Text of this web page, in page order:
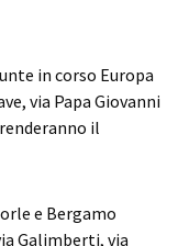
in corso Europa
via Papa Giovanni
il
e Bergamo
Galimberti, via